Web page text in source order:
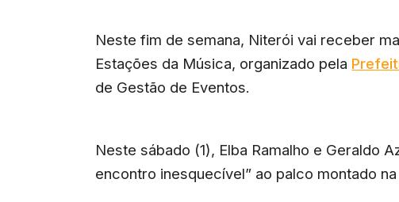
Neste fim de semana, Niterói vai receber
Estações da Música, organizado pela
de Gestão de Eventos.
Neste sábado (1), Elba Ramalho e Geraldo
encontro inesquecível” ao palco montado